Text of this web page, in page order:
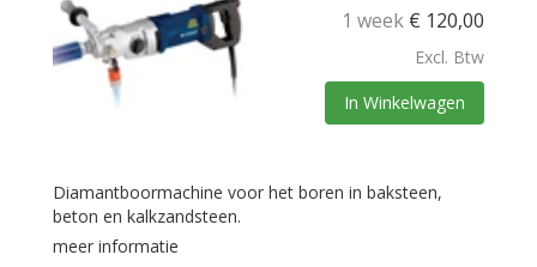
1 week € 120,00
Excl. Btw
In Winkelwagen
Diamantboormachine voor het boren in baksteen,
beton en kalkzandsteen.
meer informatie